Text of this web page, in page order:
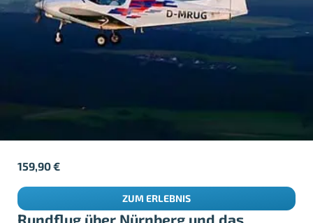
Rundflug über Nürnberg und das
159,90€
ZUM ERLEBNIS